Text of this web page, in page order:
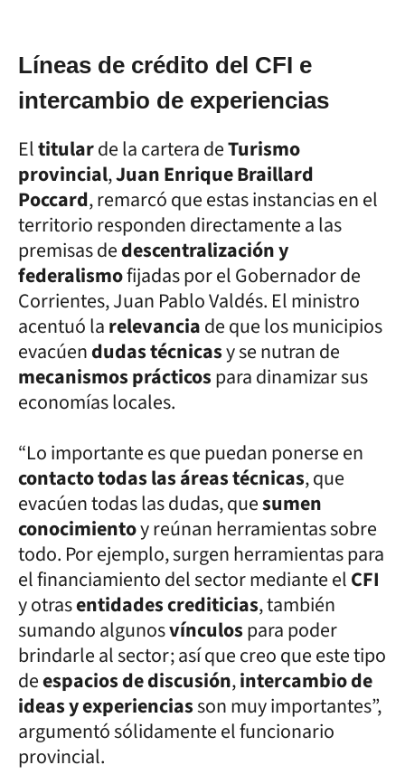
Líneas de crédito del CFI e
intercambio de experiencias
Eltitularde la cartera deTurismo
provincial,Juan Enrique Braillard
Poccard, remarcó que estas instancias en el
territorio responden directamente a las
premisas dedescentralización y
federalismofijadas por el Gobernador de
Corrientes, Juan Pablo Valdés. El ministro
acentuó larelevanciade que los municipios
evacúendudas técnicasy se nutran de
mecanismos prácticospara dinamizar sus
economías locales.
“Lo importante es que puedan ponerse en
contacto todas las áreas técnicas, que
evacúen todas las dudas, quesumen
conocimientoy reúnan herramientas sobre
todo. Por ejemplo, surgen herramientas para
el financiamiento del sector mediante elCFI
y otrasentidades crediticias, también
sumando algunosvínculospara poder
brindarle al sector; así que creo que este tipo
deespacios de discusión,intercambio de
ideas y experienciasson muy importantes”,
argumentó sólidamente el funcionario
provincial.